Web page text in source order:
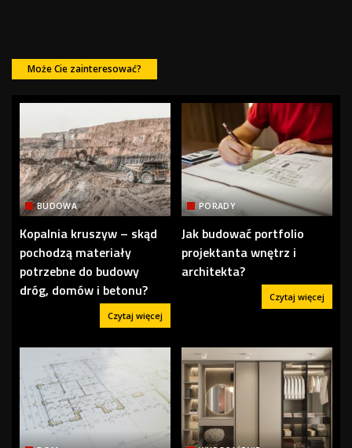
Może Cie zainteresować?
BUDOWA
Kopalnia kruszyw – skąd
pochodzą materiały
potrzebne do budowy
dróg, domów i betonu?
Czytaj więcej
PORADY
Jak budować portfolio
projektanta wnętrz i
architekta?
Czytaj więcej